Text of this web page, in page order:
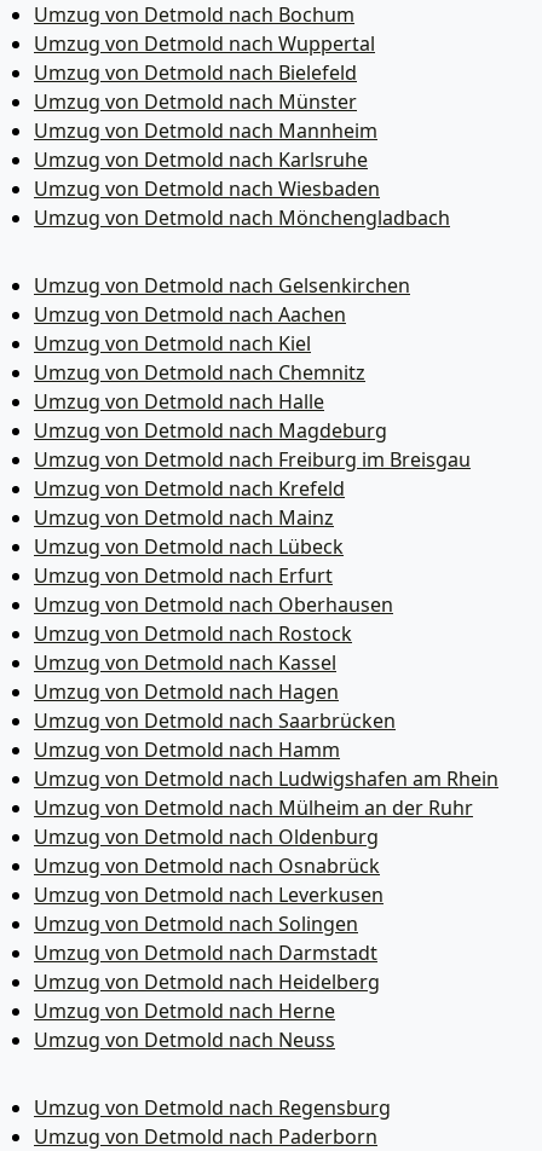
Umzug von Detmold nach Bochum
Umzug von Detmold nach Wuppertal
Umzug von Detmold nach Bielefeld
Umzug von Detmold nach Münster
Umzug von Detmold nach Mannheim
Umzug von Detmold nach Karlsruhe
Umzug von Detmold nach Wiesbaden
Umzug von Detmold nach Mönchen­gladbach
Umzug von Detmold nach Gelsenkirchen
Umzug von Detmold nach Aachen
Umzug von Detmold nach Kiel
Umzug von Detmold nach Chemnitz
Umzug von Detmold nach Halle
Umzug von Detmold nach Magdeburg
Umzug von Detmold nach Freiburg im Breisgau
Umzug von Detmold nach Krefeld
Umzug von Detmold nach Mainz
Umzug von Detmold nach Lübeck
Umzug von Detmold nach Erfurt
Umzug von Detmold nach Oberhausen
Umzug von Detmold nach Rostock
Umzug von Detmold nach Kassel
Umzug von Detmold nach Hagen
Umzug von Detmold nach Saarbrücken
Umzug von Detmold nach Hamm
Umzug von Detmold nach Ludwigshafen am Rhein
Umzug von Detmold nach Mülheim an der Ruhr
Umzug von Detmold nach Oldenburg
Umzug von Detmold nach Osnabrück
Umzug von Detmold nach Leverkusen
Umzug von Detmold nach Solingen
Umzug von Detmold nach Darmstadt
Umzug von Detmold nach Heidelberg
Umzug von Detmold nach Herne
Umzug von Detmold nach Neuss
Umzug von Detmold nach Regensburg
Umzug von Detmold nach Paderborn